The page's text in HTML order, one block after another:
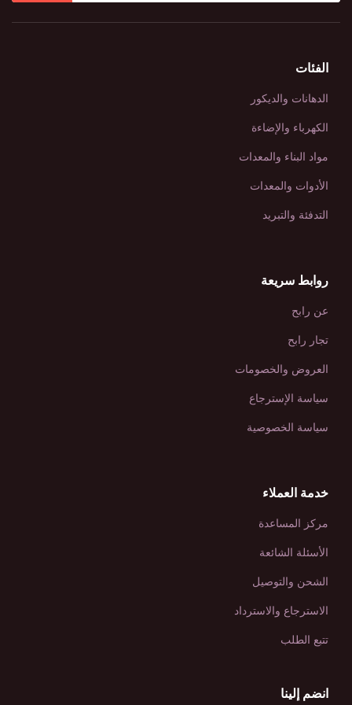
الفئات
الدهانات والديكور
الكهرباء والإضاءة
مواد البناء والمعدات
الأدوات والمعدات
التدفئة والتبريد
روابط سريعة
عن رابح
تجار رابح
العروض والخصومات
سياسة الإسترجاع
سياسة الخصوصية
خدمة العملاء
مركز المساعدة
الأسئلة الشائعة
الشحن والتوصيل
الاسترجاع والاسترداد
تتبع الطلب
انضم إلينا